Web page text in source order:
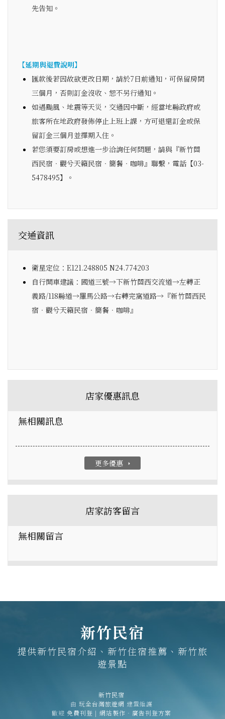
先告知。
【延期與退費說明】
匯款後若因故欲更改日期，請於7日前通知，可保留房間
三個月，否則訂金沒收、恕不另行通知。
如遇颱風、地震等天災，交通因中斷，經當地縣政府或
旅客所在地政府發佈停止上班上課，方可退還訂金或保
留訂金三個月並擇期入住。
若您須要訂房或想進一步洽詢任何問題，請與『新竹關
西民宿‧觀兮天籟民宿‧簡餐‧咖啡』聯繫，電話【03-
5478495】。
交通資訊
衛星定位：E121.248805 N24.774203
自行開車建議：國道三號→下新竹關西交流道→左轉正
義路/118縣道→羅馬公路→右轉完窩道路→『新竹關西民
宿‧觀兮天籟民宿‧簡餐‧咖啡』
店家優惠訊息
無相關訊息
更多優惠 arrow_right
店家訪客留言
無相關留言
新竹民宿
提供新竹民宿介紹、新竹住宿推薦、新竹旅
遊景點
新竹民宿
由 玩全台灣旅遊網 建置維護
歡迎 免費刊登 | 網站製作‧廣告刊登方案